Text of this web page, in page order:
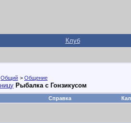
Клуб
Общий > Общение
Рыбалка с Гонзикусом
Справка